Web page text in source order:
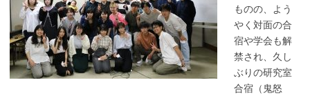
ものの、よう
やく対面の合
宿や学会も解
禁され、久し
ぶりの研究室
合宿（鬼怒